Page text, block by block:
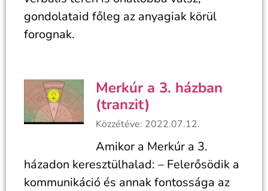
gondolataid főleg az anyagiak körül
forognak.
Merkúr a 3. házban
(tranzit)
Közzétéve: 2022.07.12.
Amikor a Merkúr a 3.
házadon keresztülhalad: – Felerősödik a
kommunikáció és annak fontossága az